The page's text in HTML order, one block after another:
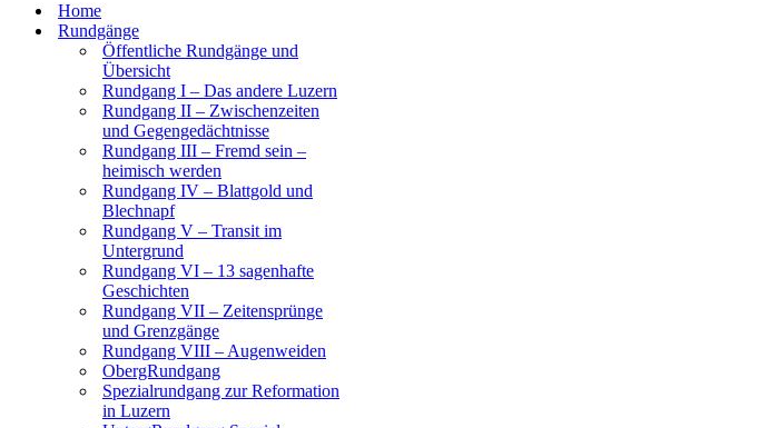
Home
Rundgänge
Öffentliche Rundgänge und
Übersicht
Rundgang I – Das andere Luzern
Rundgang II – Zwischenzeiten
und Gegengedächtnisse
Rundgang III – Fremd sein –
heimisch werden
Rundgang IV – Blattgold und
Blechnapf
Rundgang V – Transit im
Untergrund
Rundgang VI – 13 sagenhafte
Geschichten
Rundgang VII – Zeitensprünge
und Grenzgänge
Rundgang VIII – Augenweiden
ObergRundgang
Spezialrundgang zur Reformation
in Luzern